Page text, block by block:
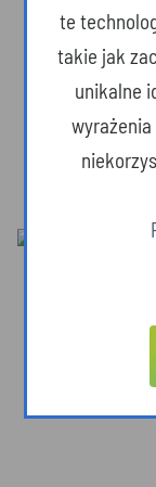
te
takie jak
unikalne